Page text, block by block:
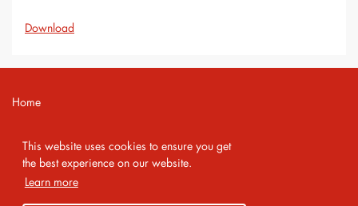
This website uses cookies to ensure you get
the best experience on our website.
Learn more
Download
Home
Imprint
Privacy Policy